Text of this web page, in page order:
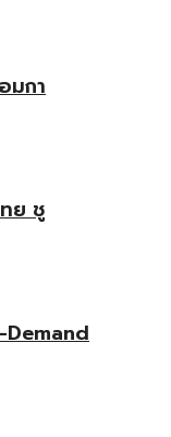
มกา
ย ชู
Demand